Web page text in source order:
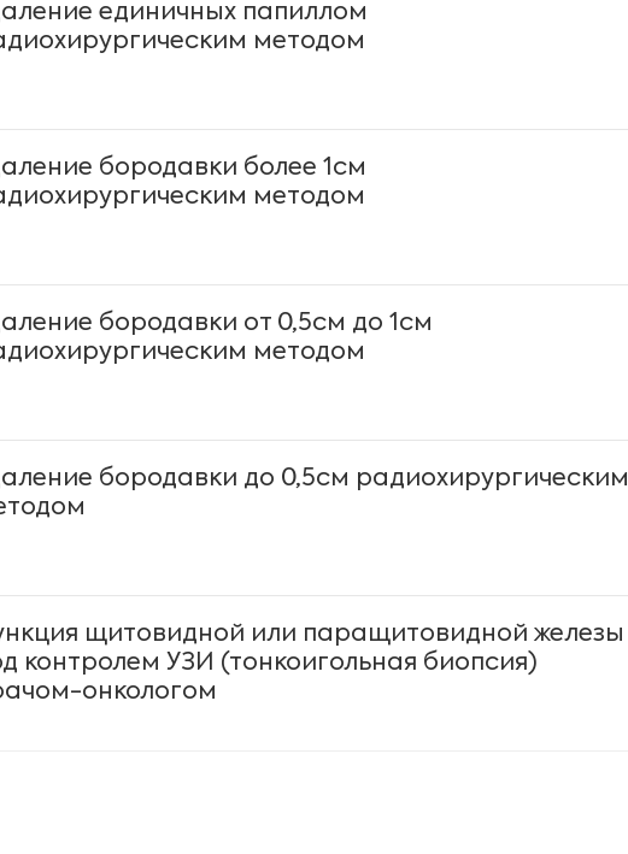
единичных папиллом
методом
бородавки более 1см
методом
бородавки от 0,5см до 1см
методом
бородавки до 0,5см радиохирургическим
щитовидной или паращитовидной железы
контролем УЗИ (тонкоигольная биопсия)
онкологом